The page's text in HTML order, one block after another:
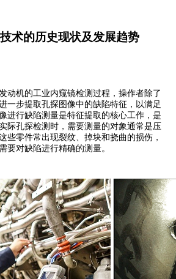
术的历史现状及发展趋势
动机的工业内窥镜检测过程，操作者除了
一步提取孔探图像中的缺陷特征，以满足
进行缺陷测量是特征提取的核心工作，是
际孔探检测时，需要测量的对象通常是压
些零件常出现裂纹、掉块和挠曲的损伤，
要对缺陷进行精确的测量。